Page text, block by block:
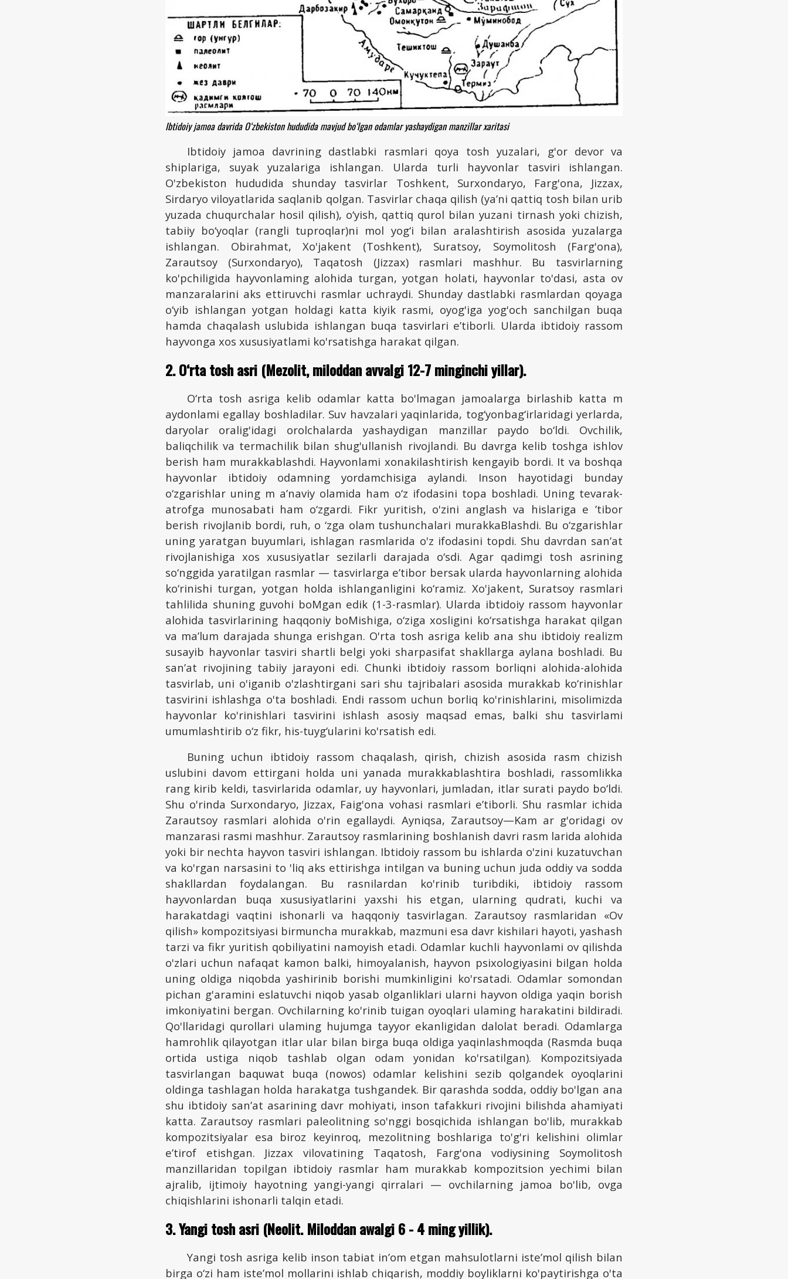
Ibtidoiy jamoa davrida О‘zbekiston hududida mavjud bo‘lgan odamlar yashaydigan manzillar xaritasi
Ibtidoiy jamoa davrining dastlabki rasmlari qoya tosh yuzalari, g'or devor va
shiplariga, suyak yuzalariga ishlangan. Ularda turli hayvonlar tasviri ishlangan.
O'zbekiston hududida shunday tasvirlar Toshkent, Surxondaryo, Farg'ona, Jizzax,
Sirdaryo viloyatlarida saqlanib qolgan. Tasvirlar chaqa qilish (ya’ni qattiq tosh bilan urib
yuzada chuqurchalar hosil qilish), o‘yish, qattiq qurol bilan yuzani tirnash yoki chizish,
tabiiy bo‘yoqlar (rangli tuproqlar)ni mol yog‘i bilan aralashtirish asosida yuzalarga
ishlangan. Obirahmat, Xo'jakent (Toshkent), Suratsoy, Soymolitosh (Farg'ona),
Zarautsoy (Surxondaryo), Taqatosh (Jizzax) rasmlari mashhur. Bu tasvirlarning
ko'pchiligida hayvonlaming alohida turgan, yotgan holati, hayvonlar to'dasi, asta ov
manzaralarini aks ettiruvchi rasmlar uchraydi. Shunday dastlabki rasmlardan qoyaga
o‘yib ishlangan yotgan holdagi katta kiyik rasmi, oyog'iga yog'och sanchilgan buqa
hamda chaqalash uslubida ishlangan buqa tasvirlari e’tiborli. Ularda ibtidoiy rassom
hayvonga xos xususiyatlami ko'rsatishga harakat qilgan.
2. O‘rta tosh asri (Mezolit, miloddan avvalgi 12-7 minginchi yillar).
O‘rta tosh asriga kelib odamlar katta bo'lmagan jamoalarga birlashib katta m
aydonlami egallay boshladilar. Suv havzalari yaqinlarida, tog‘yonbag‘irlaridagi yerlarda,
daryolar oralig'idagi orolchalarda yashaydigan manzillar paydo bo‘ldi. Ovchilik,
baliqchilik va termachilik bilan shug'ullanish rivojlandi. Bu davrga kelib toshga ishlov
berish ham murakkablashdi. Hayvonlami xonakilashtirish kengayib bordi. It va boshqa
hayvonlar ibtidoiy odamning yordamchisiga aylandi. Inson hayotidagi bunday
o‘zgarishlar uning m a’naviy olamida ham o‘z ifodasini topa boshladi. Uning tevarak-
atrofga munosabati ham o‘zgardi. Fikr yuritish, o'zini anglash va hislariga e ’tibor
berish rivojlanib bordi, ruh, o ‘zga olam tushunchalari murakkaBlashdi. Bu o‘zgarishlar
uning yaratgan buyumlari, ishlagan rasmlarida o'z ifodasini topdi. Shu davrdan san’at
rivojlanishiga xos xususiyatlar sezilarli darajada o‘sdi. Agar qadimgi tosh asrining
so‘nggida yaratilgan rasmlar — tasvirlarga e’tibor bersak ularda hayvonlarning alohida
ko‘rinishi turgan, yotgan holda ishlanganligini ko‘ramiz. Xo'jakent, Suratsoy rasmlari
tahlilida shuning guvohi boMgan edik (1-3-rasmlar). Ularda ibtidoiy rassom hayvonlar
alohida tasvirlarining haqqoniy boMishiga, o‘ziga xosligini ko‘rsatishga harakat qilgan
va ma’lum darajada shunga erishgan. O'rta tosh asriga kelib ana shu ibtidoiy realizm
susayib hayvonlar tasviri shartli belgi yoki sharpasifat shakllarga aylana boshladi. Bu
san’at rivojining tabiiy jarayoni edi. Chunki ibtidoiy rassom borliqni alohida-alohida
tasvirlab, uni o'iganib o'zlashtirgani sari shu tajribalari asosida murakkab ko‘rinishlar
tasvirini ishlashga o'ta boshladi. Endi rassom uchun borliq ko'rinishlarini, misolimizda
hayvonlar ko'rinishlari tasvirini ishlash asosiy maqsad emas, balki shu tasvirlami
umumlashtirib o‘z fikr, his-tuyg‘ularini ko'rsatish edi.
Buning uchun ibtidoiy rassom chaqalash, qirish, chizish asosida rasm chizish
uslubini davom ettirgani holda uni yanada murakkablashtira boshladi, rassomlikka
rang kirib keldi, tasvirlarida odamlar, uy hayvonlari, jumladan, itlar surati paydo bo‘ldi.
Shu o'rinda Surxondaryo, Jizzax, Faig'ona vohasi rasmlari e’tiborli. Shu rasmlar ichida
Zarautsoy rasmlari alohida o'rin egallaydi. Ayniqsa, Zarautsoy—Kam ar g'oridagi ov
manzarasi rasmi mashhur. Zarautsoy rasmlarining boshlanish davri rasm larida alohida
yoki bir nechta hayvon tasviri ishlangan. Ibtidoiy rassom bu ishlarda o'zini kuzatuvchan
va ko'rgan narsasini to 'liq aks ettirishga intilgan va buning uchun juda oddiy va sodda
shakllardan foydalangan. Bu rasnilardan ko'rinib turibdiki, ibtidoiy rassom
hayvonlardan buqa xususiyatlarini yaxshi his etgan, ularning qudrati, kuchi va
harakatdagi vaqtini ishonarli va haqqoniy tasvirlagan. Zarautsoy rasmlaridan «Ov
qilish» kompozitsiyasi birmuncha murakkab, mazmuni esa davr kishilari hayoti, yashash
tarzi va fikr yuritish qobiliyatini namoyish etadi. Odamlar kuchli hayvonlami ov qilishda
o'zlari uchun nafaqat kamon balki, himoyalanish, hayvon psixologiyasini bilgan holda
uning oldiga niqobda yashirinib borishi mumkinligini ko'rsatadi. Odamlar somondan
pichan g'aramini eslatuvchi niqob yasab olganliklari ularni hayvon oldiga yaqin borish
imkoniyatini bergan. Ovchilarning ko'rinib tuigan oyoqlari ulaming harakatini bildiradi.
Qo'llaridagi qurollari ulaming hujumga tayyor ekanligidan dalolat beradi. Odamlarga
hamrohlik qilayotgan itlar ular bilan birga buqa oldiga yaqinlashmoqda (Rasmda buqa
ortida ustiga niqob tashlab olgan odam yonidan ko'rsatilgan). Kompozitsiyada
tasvirlangan baquwat buqa (nowos) odamlar kelishini sezib qolgandek oyoqlarini
oldinga tashlagan holda harakatga tushgandek. Bir qarashda sodda, oddiy bo'lgan ana
shu ibtidoiy san’at asarining davr mohiyati, inson tafakkuri rivojini bilishda ahamiyati
katta. Zarautsoy rasmlari paleolitning so'nggi bosqichida ishlangan bo'lib, murakkab
kompozitsiyalar esa biroz keyinroq, mezolitning boshlariga to'g'ri kelishini olimlar
e’tirof etishgan. Jizzax vilovatining Taqatosh, Farg'ona vodiysining Soymolitosh
manzillaridan topilgan ibtidoiy rasmlar ham murakkab kompozitsion yechimi bilan
ajralib, ijtimoiy hayotning yangi-yangi qirralari — ovchilarning jamoa bo'lib, ovga
chiqishlarini ishonarli talqin etadi.
3. Yangi tosh asri (Neolit. Miloddan awalgi 6 - 4 ming yillik).
Yangi tosh asriga kelib inson tabiat in’om etgan mahsulotlarni iste’mol qilish bilan
birga o‘zi ham iste’mol mollarini ishlab chiqarish, moddiy boyliklarni ko'paytirishga o'ta